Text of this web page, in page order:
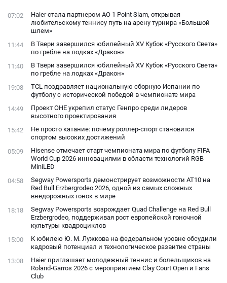
фанатами
07:02
Haier стала партнером AO 1 Point Slam, открывая
любительскому теннису путь на арену турнира «Большой
шлем»
11:44
В Твери завершился юбилейный XV Кубок «Русского Света»
по гребле на лодках «Дракон»
11:40
В Твери завершился юбилейный XV Кубок «Русского Света»
по гребле на лодках «Дракон»
19:08
TCL поздравляет национальную сборную Испании по
футболу с исторической победой в чемпионате мира
14:49
Проект ОНЕ укрепил статус Генпро среди лидеров
высотного проектирования
15:42
Не просто катание: почему роллер-спорт становится
спортом высоких достижений
05:09
Hisense отмечает старт чемпионата мира по футболу FIFA
World Cup 2026 инновациями в области технологий RGB
MiniLED
04:58
Segway Powersports демонстрирует возможности AT10 на
Red Bull Erzbergrodeo 2026, одной из самых сложных
внедорожных гонок в мире
18:18
Segway Powersports возрождает Quad Challenge на Red Bull
Erzbergrodeo, поддерживая рост европейской гоночной
культуры квадроциклов
15:00
К юбилею Ю. М. Лужкова на федеральном уровне обсудили
кадровый потенциал и технологическое развитие страны
13:08
Haier приглашает молодежный теннис и болельщиков на
Roland-Garros 2026 с мероприятием Clay Court Open и Fans
Club